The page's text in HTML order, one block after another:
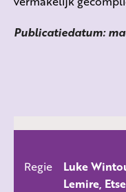
Publicatiedatum:
Regie
Luke
Lemire,